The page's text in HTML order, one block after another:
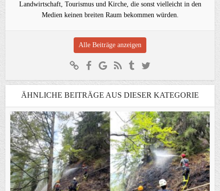
Landwirtschaft, Tourismus und Kirche, die sonst vielleicht in den
Medien keinen breiten Raum bekommen würden.
Alle Beiträge anzeigen
ÄHNLICHE BEITRÄGE AUS DIESER KATEGORIE